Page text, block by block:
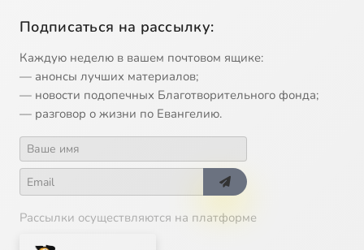
Подписаться на рассылку:
Каждую неделю в вашем почтовом ящике:
— анонсы лучших материалов;
— новости подопечных Благотворительного фонда;
— разговор о жизни по Евангелию.
Рассылки осуществляются на платформе